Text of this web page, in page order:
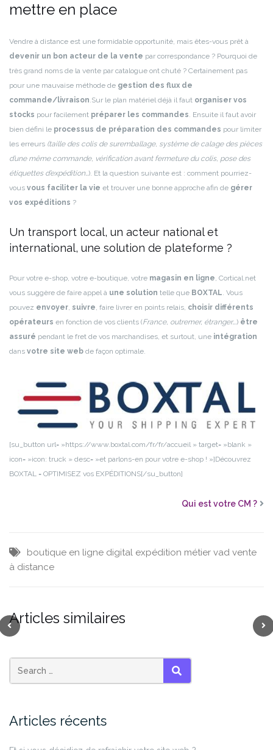
mettre en place
Vendre à distance est une formidable opportunité, mais êtes-vous prêt à
devenir un bon acteur de la vente par correspondance ? Pourquoi de
très grand noms de la vente par catalogue ont chuté ? Certainement pas
pour une mauvaise méthode de gestion des flux de
commande/livraison.Sur le plan matériel déjà il faut organiser vos
stocks pour facilement préparer les commandes. Ensuite il faut avoir
bien défini le processus de préparation des commandes pour limiter
les erreurs (taille des colis de suremballage, système de calage des pièces
d’une même commande, vérification avant fermeture du colis, pose des
étiquettes d’expédition…). Et la question suivante est : comment pourriez-
vous vous faciliter la vie et trouver une bonne approche afin de gérer
vos expéditions ?
Un transport local, un acteur national et
international, une solution de plateforme ?
Pour votre e-shop, votre e-boutique, votre magasin en ligne, Cortical.net
vous suggère de faire appel à une solution telle que BOXTAL. Vous
pouvez envoyer, suivre, faire livrer en points relais, choisir différents
opérateurs en fonction de vos clients (France, outremer, étranger….) être
assuré pendant le fret de vos marchandises, et surtout, une intégration
dans votre site web de façon optimale.
[su_button url= »https://www.boxtal.com/fr/fr/accueil » target= »blank »
icon= »icon: truck » desc= »et parlons-en pour votre e-shop ! »]Découvrez
BOXTAL = OPTIMISEZ vos EXPÉDITIONS[/su_button]
Qui est votre CM ?
boutique en ligne digital expédition métier vad vente
à distance
Articles similaires
SEARCH
Articles récents